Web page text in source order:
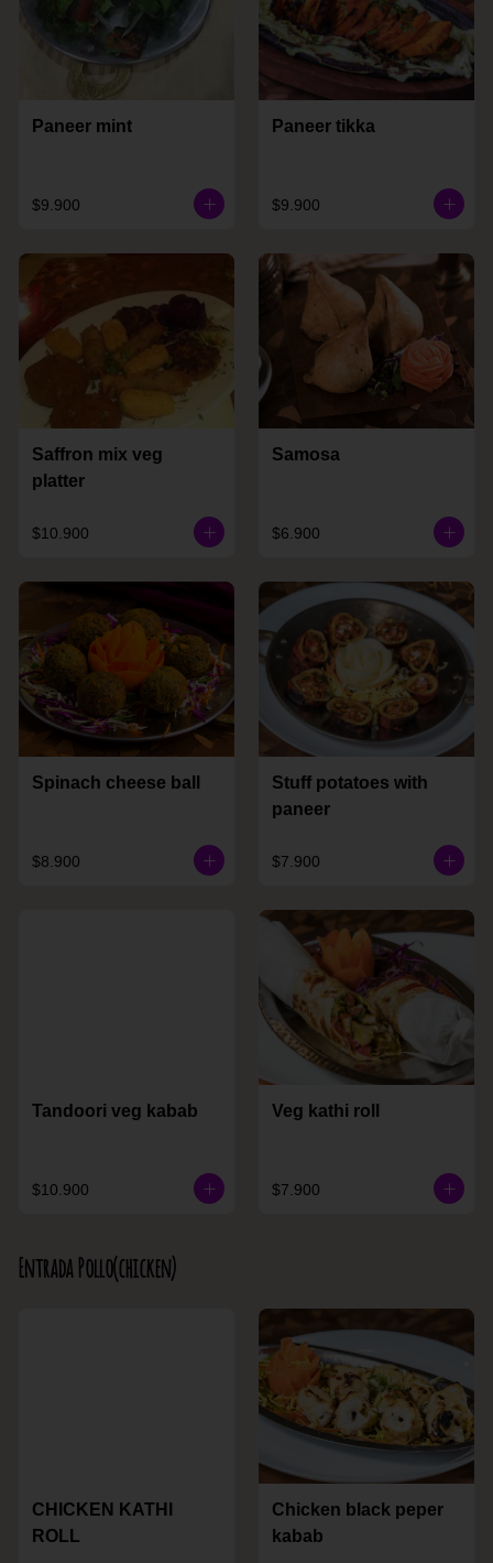
Paneer mint
$9.900
Paneer tikka
$9.900
Saffron mix veg
platter
$10.900
Samosa
$6.900
Spinach cheese ball
$8.900
Stuff potatoes with
paneer
$7.900
Tandoori veg kabab
$10.900
Veg kathi roll
$7.900
Entrada Pollo(chicken)
CHICKEN KATHI
ROLL
Chicken black peper
kabab